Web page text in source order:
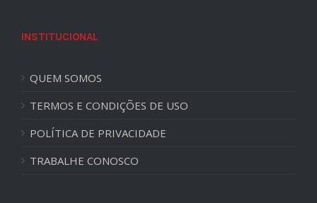
INSTITUCIONAL
QUEM SOMOS
TERMOS E CONDIÇÕES DE USO
POLÍTICA DE PRIVACIDADE
TRABALHE CONOSCO